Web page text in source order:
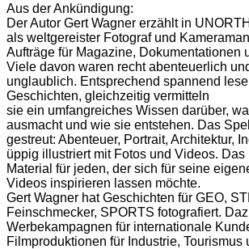
Aus der Ankündigung:
Der Autor Gert Wagner erzählt in
als weltgereister Fotograf und
Aufträge für Magazine, Dokumentationen
Viele davon waren recht abenteuerlich
unglaublich. Entsprechend spannend
Geschichten, gleichzeitig vermitteln
sie ein umfangreiches Wissen darüber,
ausmacht und wie sie entstehen. Das
gestreut: Abenteuer, Portrait, Architektur,
üppig illustriert mit Fotos und Videos. Das
Material für jeden, der sich für seine
Videos inspirieren lassen möchte.
Gert Wagner hat Geschichten für GEO,
Feinschmecker, SPORTS fotografiert.
Werbekampagnen für internationale
Filmproduktionen für Industrie, Tourismus